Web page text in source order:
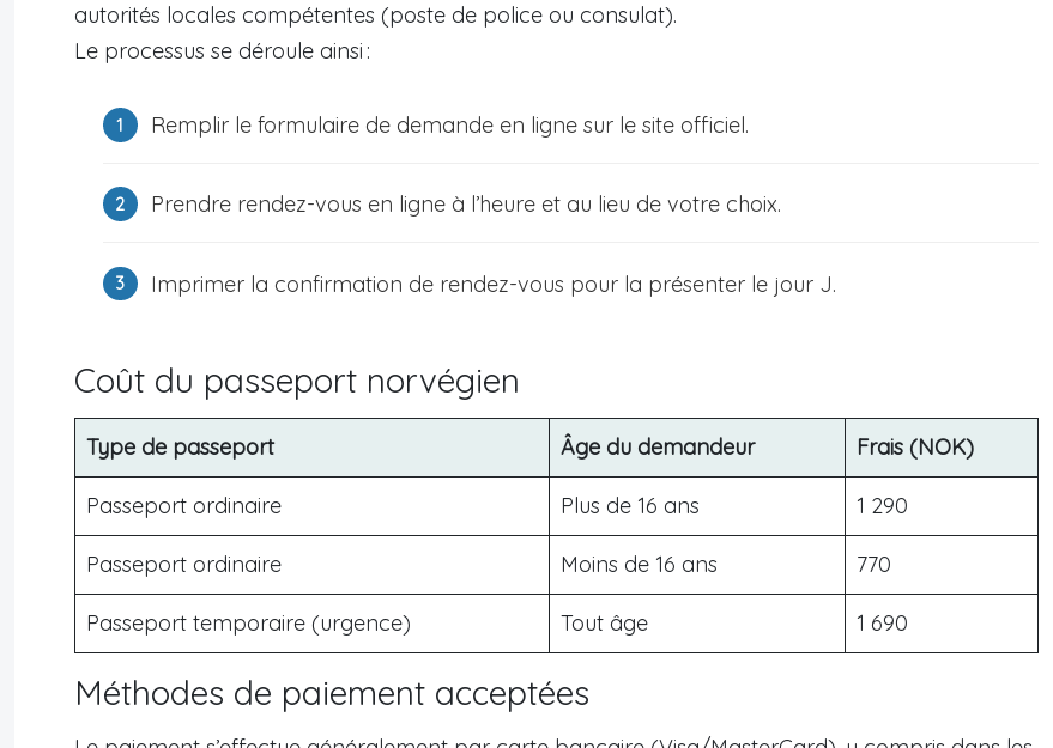
autorités locales compétentes (poste de police ou consulat).
Le processus se déroule ainsi :
Remplir le formulaire de demande en ligne sur le site officiel.
Prendre rendez-vous en ligne à l’heure et au lieu de votre choix.
Imprimer la confirmation de rendez-vous pour la présenter le jour J.
Coût du passeport norvégien
Type de passeport Âge du demandeur Frais (NOK)
Passeport ordinaire Plus de 16 ans 1 290
Passeport ordinaire Moins de 16 ans 770
Passeport temporaire (urgence) Tout âge 1 690
Méthodes de paiement acceptées